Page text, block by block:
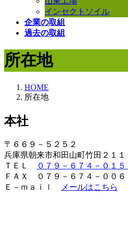
インセクトソイル
企業の取組
過去の取組
所在地
HOME
所在地
本社
〒６６９－５２５２
兵庫県朝来市和田山町竹田２１１
ＴＥＬ
０７９－６７４－０１５
ＦＡＸ ０７９－６７４－００６
Ｅ－ｍａｉｌ
メールはこちら